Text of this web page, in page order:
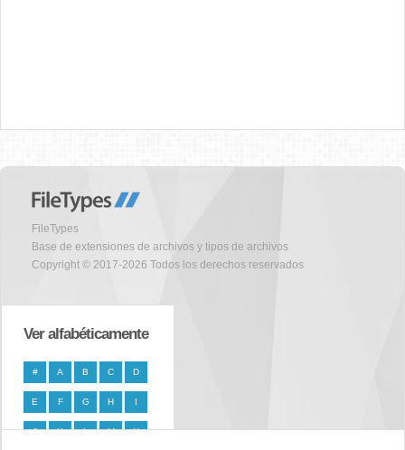
FileTypes
Base de extensiones de archivos y tipos de archivos
Copyright © 2017-2026 Todos los derechos reservados
Ver alfabéticamente
# A B C D
E F G H I
J K L M N